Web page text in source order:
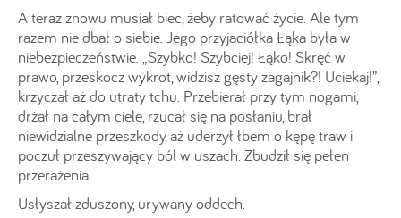
A teraz znowu musiał biec, żeby ratować życie. Ale tym
razem nie dbał o siebie. Jego przyjaciółka Łąka była w
niebezpieczeństwie. „Szybko! Szybciej! Łąko! Skręć w
prawo, przeskocz wykrot, widzisz gęsty zagajnik?! Uciekaj!”,
krzyczał aż do utraty tchu. Przebierał przy tym nogami,
drżał na całym ciele, rzucał się na posłaniu, brał
niewidzialne przeszkody, aż uderzył łbem o kępę traw i
poczuł przeszywający ból w uszach. Zbudził się pełen
przerażenia.
Usłyszał zduszony, urywany oddech.